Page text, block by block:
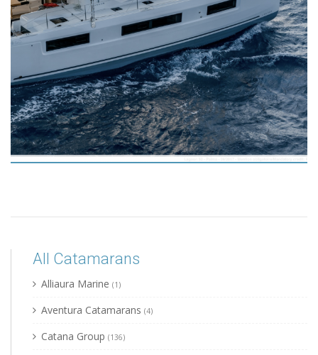
All Catamarans
Alliaura Marine (1)
Aventura Catamarans (4)
Catana Group (136)